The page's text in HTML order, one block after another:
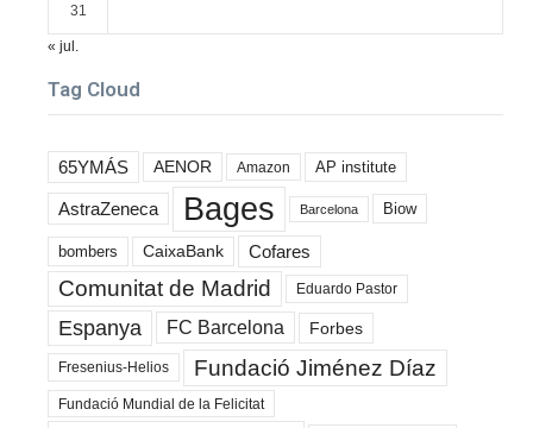
31
« jul.
Tag Cloud
65YMÁS AENOR Amazon AP institute
AstraZeneca Bages Barcelona Biow
bombers CaixaBank Cofares
Comunitat de Madrid Eduardo Pastor
Espanya FC Barcelona Forbes
Fresenius-Helios Fundació Jiménez Díaz
Fundació Mundial de la Felicitat